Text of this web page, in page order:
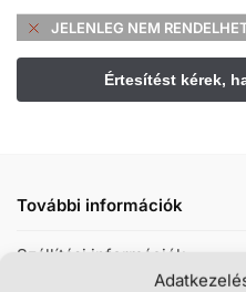
JELENLEG NEM
További információk
Szállítási információk